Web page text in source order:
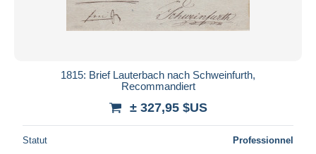
1815: Brief Lauterbach nach Schweinfurth,
Recommandiert
± 327,95 $US
Statut Professionnel